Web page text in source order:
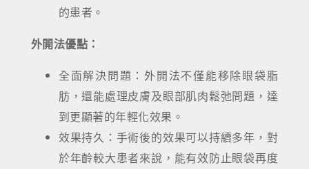
的患者。
外開法優點：
全面解決問題：外開法不僅能移除眼袋脂
肪，還能處理皮膚及眼部肌肉鬆弛問題，達
到更顯著的年輕化效果。
效果持久：手術後的效果可以持續多年，對
於年齡較大患者來說，能有效防止眼袋再度